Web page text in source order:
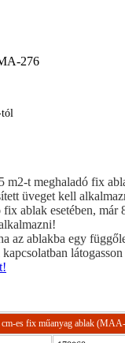
276
m2-t meghaladó fix
üveget kell
ablak esetében, már
az ablakba egy
látogasson
cm-es fix műanyag ablak